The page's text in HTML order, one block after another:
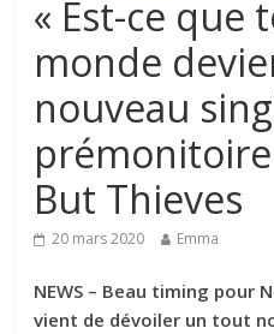
« Est-ce que
monde
nouveau
But Thieves
20 mars 2020 Emma
NEWS – Beau timing pour
vient de dévoiler un tout